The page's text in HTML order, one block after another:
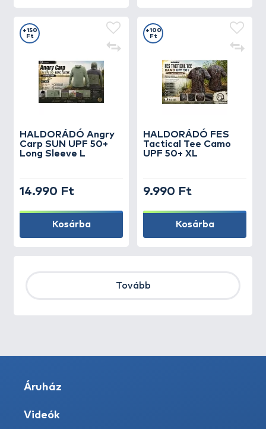
HALDORÁDÓ Angry
Carp SUN UPF 50+
Long Sleeve L
+150
Ft
14.990 Ft
Kosárba
HALDORÁDÓ FES
Tactical Tee Camo
UPF 50+ XL
+100
Ft
9.990 Ft
Kosárba
Tovább
Áruház
Videók